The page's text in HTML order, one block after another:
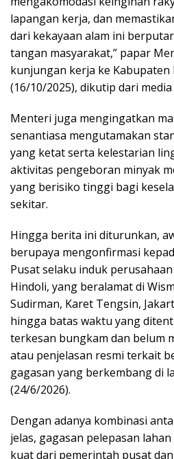
lapangan kerja, dan
dari kekayaan alam ini
tangan masyarakat,” papar
kunjungan kerja ke Kabupaten
(16/10/2025), dikutip dari media
Menteri juga mengingatkan
senantiasa mengutamakan
yang ketat serta kelestarian
aktivitas pengeboran minyak
yang berisiko tinggi bagi
sekitar.
Hingga berita ini diturunkan,
berupaya mengonfirmasi
Pusat selaku induk
Hindoli, yang beralamat di
Sudirman, Karet Tengsin,
hingga batas waktu yang
terkesan bungkam dan belum
atau penjelasan resmi terkait
gagasan yang berkembang di
(24/6/2026).
Dengan adanya kombinasi
jelas, gagasan pelepasan
kuat dari pemerintah pusat